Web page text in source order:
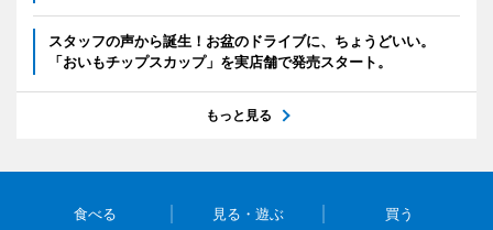
スタッフの声から誕生！お盆のドライブに、ちょうどいい。
「おいもチップスカップ」を実店舗で発売スタート。
もっと見る
食べる 見る・遊ぶ 買う